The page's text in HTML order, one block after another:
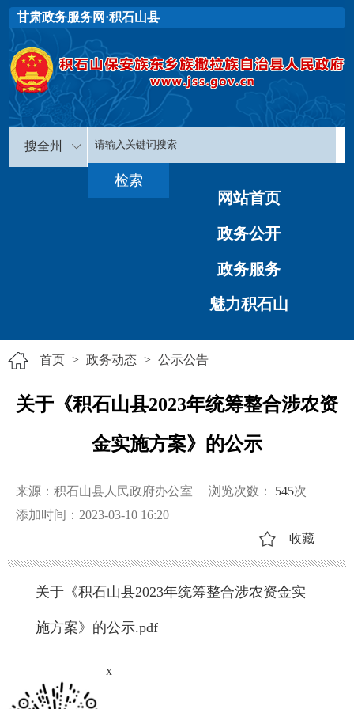
甘肃政务服务网·积石山县
搜全州
网站首页
政务公开
政务服务
魅力积石山
首页 > 政务动态 > 公示公告
关于《积石山县2023年统筹整合涉农资
金实施方案》的公示
来源：积石山县人民政府办公室 浏览次数： 545次
添加时间：2023-03-10 16:20
收藏
关于《积石山县2023年统筹整合涉农资金实
施方案》的公示.pdf
x